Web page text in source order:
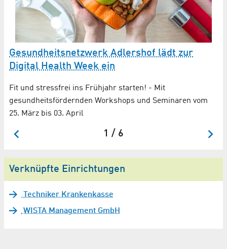
Gesundheitsnetzwerk Adlershof lädt zur
Digital Health Week ein
Fit und stressfrei ins Frühjahr starten! - Mit
gesundheitsfördernden Workshops und Seminaren vom
25. März bis 03. April
1 / 6
Verknüpfte Einrichtungen
Techniker Krankenkasse
WISTA Management GmbH